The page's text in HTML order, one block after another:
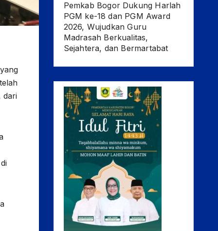
dari
Pemkab Bogor Dukung Harlah
PGM ke-18 dan PGM Award
2026, Wujudkan Guru
Madrasah Berkualitas,
Sejahtera, dan Bermartabat